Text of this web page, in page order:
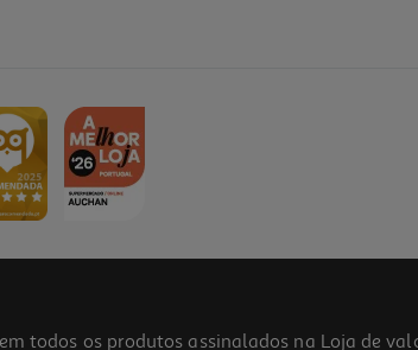
todos os produtos assinalados na Loja de